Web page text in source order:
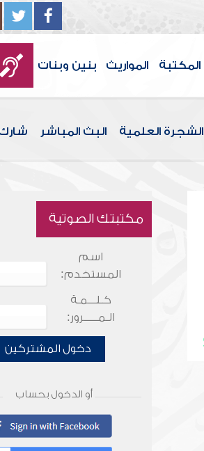
المكتبة المواريث بنين وبنات
الشجرة العلمية البث المباشر
مكتبتك الصوتية
اسم
المستخدم:
كـلـــمـة
الـمـــــرور:
دخول المشتركين
أو الدخول بحساب